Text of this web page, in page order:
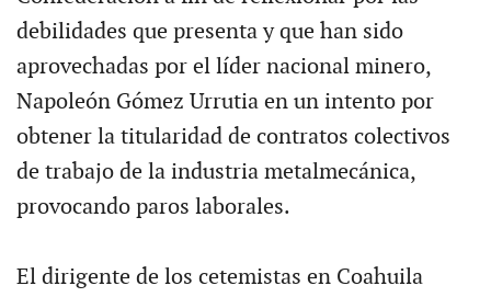
debilidades que presenta y que han sido
aprovechadas por el líder nacional minero,
Napoleón Gómez Urrutia en un intento por
obtener la titularidad de contratos colectivos
de trabajo de la industria metalmecánica,
provocando paros laborales.
El dirigente de los cetemistas en Coahuila